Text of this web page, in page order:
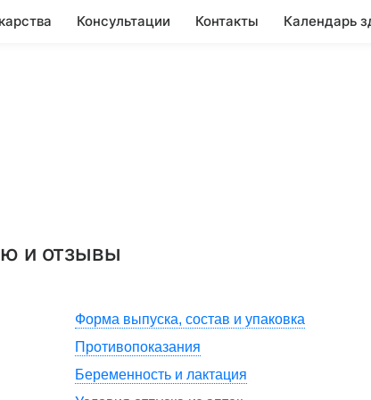
Консультации Контакты Календарь
и отзывы
Форма выпуска, состав и упаковка
Противопоказания
Беременность и лактация